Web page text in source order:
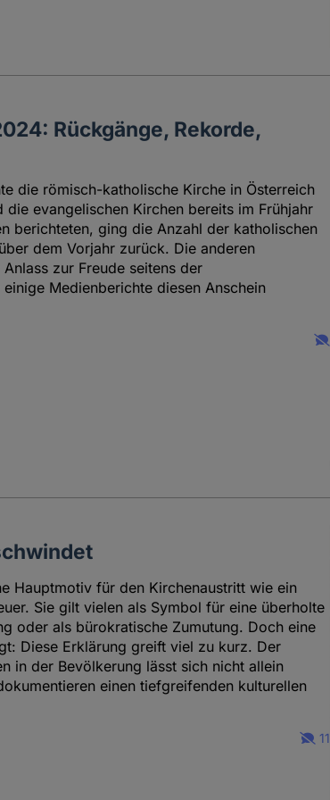
Rückgänge, Rekorde,
die römisch-katholische Kirche in Österreich
die evangelischen Kirchen bereits im Frühjahr
berichteten, ging die Anzahl der katholischen
dem Vorjahr zurück. Die anderen
zur Freude seitens der
Medienberichte diesen Anschein
Hauptmotiv für den Kirchenaustritt wie ein
Sie gilt vielen als Symbol für eine überholte
oder als bürokratische Zumutung. Doch eine
Diese Erklärung greift viel zu kurz. Der
in der Bevölkerung lässt sich nicht allein
einen tiefgreifenden kulturellen
11